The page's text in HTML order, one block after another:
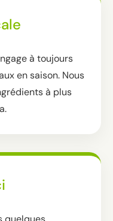
à toujours
en saison. Nous
à plus